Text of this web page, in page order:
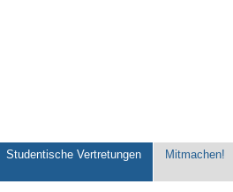
Studentische Vertretungen Mitmachen!